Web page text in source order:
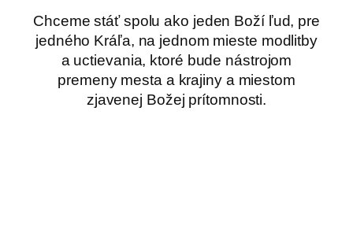
Chceme stáť spolu ako jeden Boží ľud, pre
jedného Kráľa, na jednom mieste modlitby
a uctievania, ktoré bude nástrojom
premeny mesta a krajiny a miestom
zjavenej Božej prítomnosti.